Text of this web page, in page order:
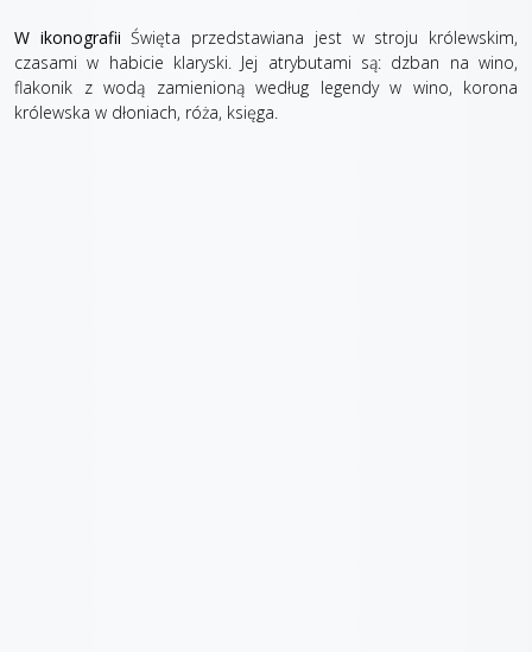
W ikonografii Święta przedstawiana jest w stroju królewskim,
czasami w habicie klaryski. Jej atrybutami są: dzban na wino,
flakonik z wodą zamienioną według legendy w wino, korona
królewska w dłoniach, róża, księga.